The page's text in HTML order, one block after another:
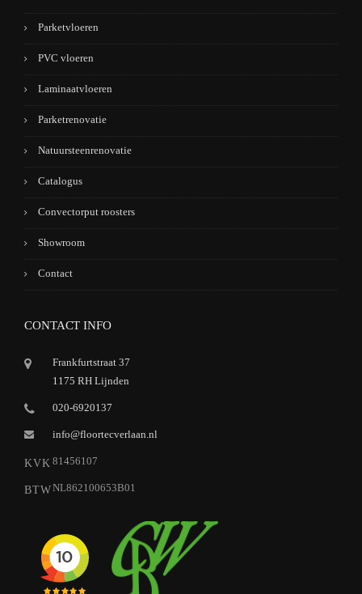
Parketvloeren
PVC vloeren
Laminaatvloeren
Parketrenovatie
Natuursteenrenovatie
Catalogus
Convectorput roosters
Showroom
Contact
CONTACT INFO
Frankfurtstraat 37
1175 RH Lijnden
020-6920137
info@floortecverlaan.nl
KVK 81456107
BTWNL862100653B01